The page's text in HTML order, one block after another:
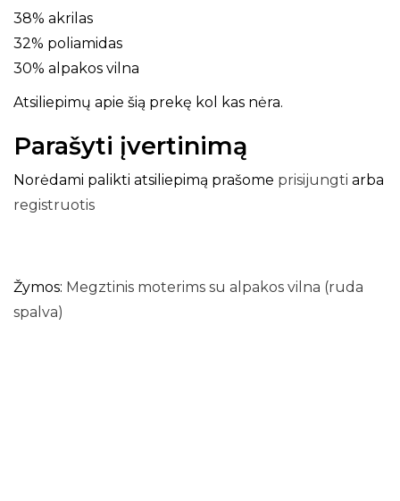
38% akrilas
32% poliamidas
30% alpakos vilna
Atsiliepimų apie šią prekę kol kas nėra.
Parašyti įvertinimą
Norėdami palikti atsiliepimą prašome prisijungti arba
registruotis
Žymos: Megztinis moterims su alpakos vilna (ruda
spalva)